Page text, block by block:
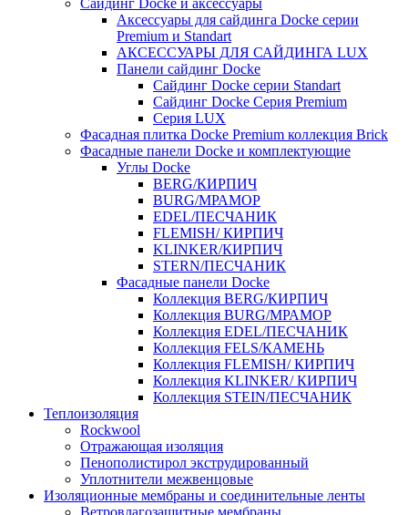
Аксессуары для сайдинга Docke серии
Premium и Standart
АКСЕССУАРЫ ДЛЯ САЙДИНГА LUX
Панели сайдинг Docke
Cайдинг Docke серии Standart
Сайдинг Docke Серия Premium
Серия LUX
Фасадная плитка Docke Premium коллекция Brick
Фасадные панели Docke и комплектующие
Углы Docke
BERG/КИРПИЧ
BURG/МРАМОР
EDEL/ПЕСЧАНИК
FLEMISH/ КИРПИЧ
KLINKER/КИРПИЧ
STERN/ПЕСЧАНИК
Фасадные панели Docke
Коллекция BERG/КИРПИЧ
Коллекция BURG/МРАМОР
Коллекция EDEL/ПЕСЧАНИК
Коллекция FELS/КАМЕНЬ
Коллекция FLEMISH/ КИРПИЧ
Коллекция KLINKER/ КИРПИЧ
Коллекция STEIN/ПЕСЧАНИК
Теплоизоляция
Rockwool
Отражающая изоляция
Пенополистирол экструдированный
Уплотнители межвенцовые
Изоляционные мембраны и соединительные ленты
Ветровлагозащитные мембраны